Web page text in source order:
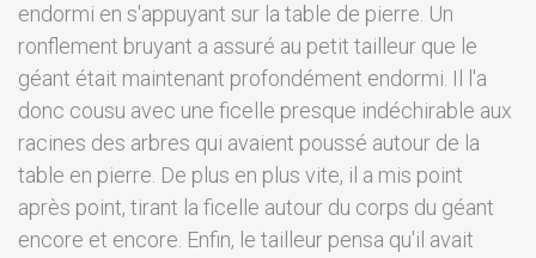
endormi en s'appuyant sur la table de pierre. Un
ronflement bruyant a assuré au petit tailleur que le
géant était maintenant profondément endormi. Il l'a
donc cousu avec une ficelle presque indéchirable aux
racines des arbres qui avaient poussé autour de la
table en pierre. De plus en plus vite, il a mis point
après point, tirant la ficelle autour du corps du géant
encore et encore. Enfin, le tailleur pensa qu'il avait